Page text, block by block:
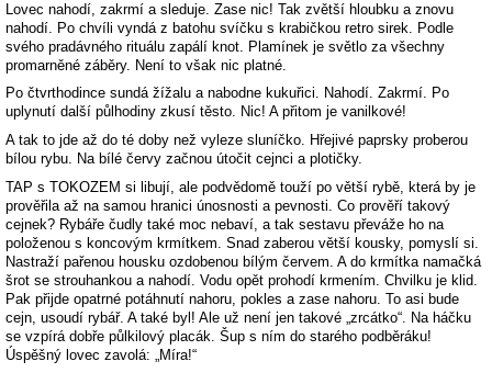
Lovec nahodí, zakrmí a sleduje. Zase nic! Tak zvětší hloubku a znovu
nahodí. Po chvíli vyndá z batohu svíčku s krabičkou retro sirek. Podle
svého pradávného rituálu zapálí knot. Plamínek je světlo za všechny
promarněné záběry. Není to však nic platné.
Po čtvrthodince sundá žížalu a nabodne kukuřici. Nahodí. Zakrmí. Po
uplynutí další půlhodiny zkusí těsto. Nic! A přitom je vanilkové!
A tak to jde až do té doby než vyleze sluníčko. Hřejivé paprsky proberou
bílou rybu. Na bílé červy začnou útočit cejnci a plotičky.
TAP s TOKOZEM si libují, ale podvědomě touží po větší rybě, která by je
prověřila až na samou hranici únosnosti a pevnosti. Co prověří takový
cejnek? Rybáře čudly také moc nebaví, a tak sestavu převáže ho na
položenou s koncovým krmítkem. Snad zaberou větší kousky, pomyslí si.
Nastraží pařenou housku ozdobenou bílým červem. A do krmítka namačká
šrot se strouhankou a nahodí. Vodu opět prohodí krmením. Chvilku je klid.
Pak přijde opatrné potáhnutí nahoru, pokles a zase nahoru. To asi bude
cejn, usoudí rybář. A také byl! Ale už není jen takové „zrcátko“. Na háčku
se vzpírá dobře půlkilový placák. Šup s ním do starého podběráku!
Úspěšný lovec zavolá: „Míra!“